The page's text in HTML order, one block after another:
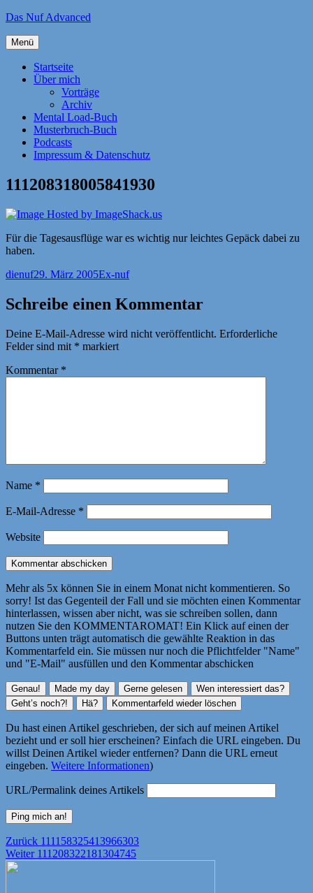
Zum
springen
Das Nuf Advanced
Menü
Startseite
Über mich
Vorträge
Archiv
Mental Load-Buch
Musterbruch-Buch
Podcasts
Impressum & Datenschutz
111208318005841930
Für die Tagesausflüge war es wichtig nur leichtes Gepäck dabei zu
haben.
Autor
dienufVeröffentlicht
29. März 2005Kategorien
Ex-nuf
Schreibe einen Kommentar
Deine E-Mail-Adresse wird nicht veröffentlicht. Erforderliche
Felder sind mit * markiert
Kommentar *
Name *
E-Mail-Adresse *
Website
Mehr als 5x können Sie in einem Monat nicht kommentieren. So
sorry! Ist das Gegenteil der Fall und sie möchten einen Kommentar
hinterlassen, wissen aber nicht, was sie schreiben sollen, dann
nutzen Sie den KOMMENTAROMAT! Ein Klick auf einen der
Buttons unten trägt automatisch die gewählte Reaktion in das
Kommentarfeld ein. Sie müssen nur noch die Pflichtfelder "Name"
und "E-Mail" ausfüllen und den Kommentar abschicken
Du hast einen Artikel geschrieben, der sich auf meinen Artikel
bezieht und er soll hier erscheinen? Einfach die URL eingeben. Du
willst Deinen Artikel wieder entfernen? Dann die URL erneut
eingeben. Weitere Informationen)
URL/Permalink deines Artikels
Beitragsnavigation
Zurück Vorheriger
Beitrag:
111158325413966303
Weiter Nächster
111208322181304745